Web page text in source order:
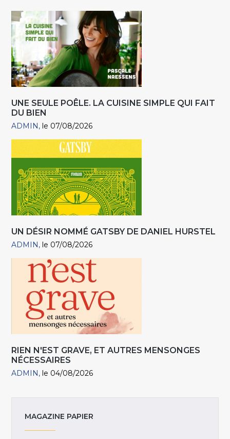
UNE SEULE POÊLE. LA CUISINE SIMPLE QUI FAIT
DU BIEN
ADMIN le 07/08/2026
UN DÉSIR NOMMÉ GATSBY DE DANIEL HURSTEL
ADMIN le 07/08/2026
RIEN N'EST GRAVE, ET AUTRES MENSONGES
NÉCESSAIRES
ADMIN le 04/08/2026
MAGAZINE PAPIER